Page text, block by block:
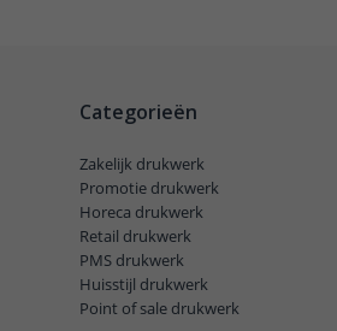
Categorieën
Zakelijk drukwerk
Promotie drukwerk
Horeca drukwerk
Retail drukwerk
PMS drukwerk
Huisstijl drukwerk
Point of sale drukwerk